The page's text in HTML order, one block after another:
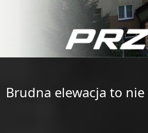
Brudna elewacja to